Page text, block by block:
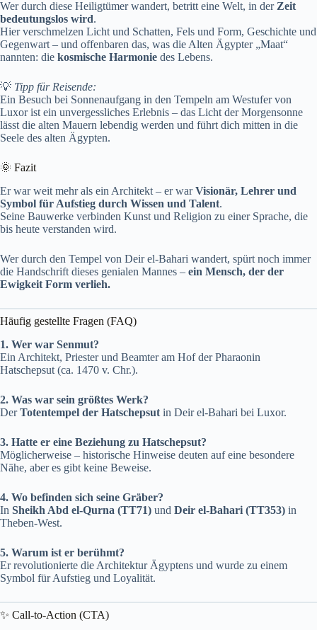
Wer durch diese Heiligtümer wandert, betritt eine Welt, in der Zeit
bedeutungslos wird.
Hier verschmelzen Licht und Schatten, Fels und Form, Geschichte und
Gegenwart – und offenbaren das, was die Alten Ägypter „Maat“
nannten: die kosmische Harmonie des Lebens.
💡 Tipp für Reisende:
Ein Besuch bei Sonnenaufgang in den Tempeln am Westufer von
Luxor ist ein unvergessliches Erlebnis – das Licht der Morgensonne
lässt die alten Mauern lebendig werden und führt dich mitten in die
Seele des alten Ägypten.
🌞 Fazit
Er war weit mehr als ein Architekt – er warVisionär, Lehrer und
Symbol für Aufstieg durch Wissen und Talent.
Seine Bauwerke verbinden Kunst und Religion zu einer Sprache, die
bis heute verstanden wird.
Wer durch den Tempel von Deir el-Bahari wandert, spürt noch immer
die Handschrift dieses genialen Mannes – ein Mensch, der der
Ewigkeit Form verlieh.
Häufig gestellte Fragen (FAQ)
1. Wer war Senmut?
Ein Architekt, Priester und Beamter am Hof der Pharaonin
Hatschepsut (ca. 1470 v. Chr.).
2. Was war sein größtes Werk?
DerTotentempel der Hatschepsut in Deir el-Bahari bei Luxor.
3. Hatte er eine Beziehung zu Hatschepsut?
Möglicherweise – historische Hinweise deuten auf eine besondere
Nähe, aber es gibt keine Beweise.
4. Wo befinden sich seine Gräber?
In Sheikh Abd el-Qurna (TT71) und Deir el-Bahari (TT353) in
Theben-West.
5. Warum ist er berühmt?
Er revolutionierte die Architektur Ägyptens und wurde zu einem
Symbol für Aufstieg und Loyalität.
✨ Call-to-Action (CTA)